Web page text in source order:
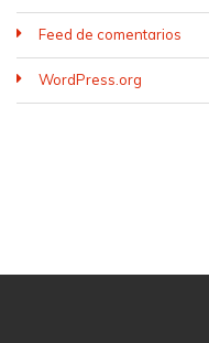
Feed de comentarios
WordPress.org